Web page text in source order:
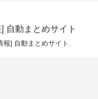
自動まとめサイト
] 自動まとめサイト.